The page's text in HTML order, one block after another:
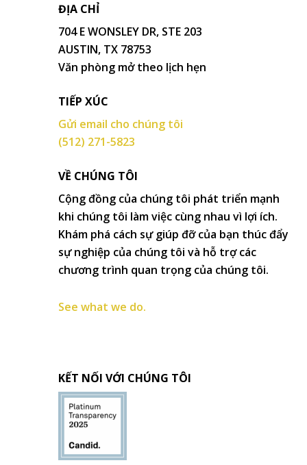
ĐỊA CHỈ
704 E WONSLEY DR, STE 203
AUSTIN, TX 78753
Văn phòng mở theo lịch hẹn
TIẾP XÚC
Gửi email cho chúng tôi
(512) 271-5823
VỀ CHÚNG TÔI
Cộng đồng của chúng tôi phát triển mạnh
khi chúng tôi làm việc cùng nhau vì lợi ích.
Khám phá cách sự giúp đỡ của bạn thúc đẩy
sự nghiệp của chúng tôi và hỗ trợ các
chương trình quan trọng của chúng tôi.
See what we do.
KẾT NỐI VỚI CHÚNG TÔI